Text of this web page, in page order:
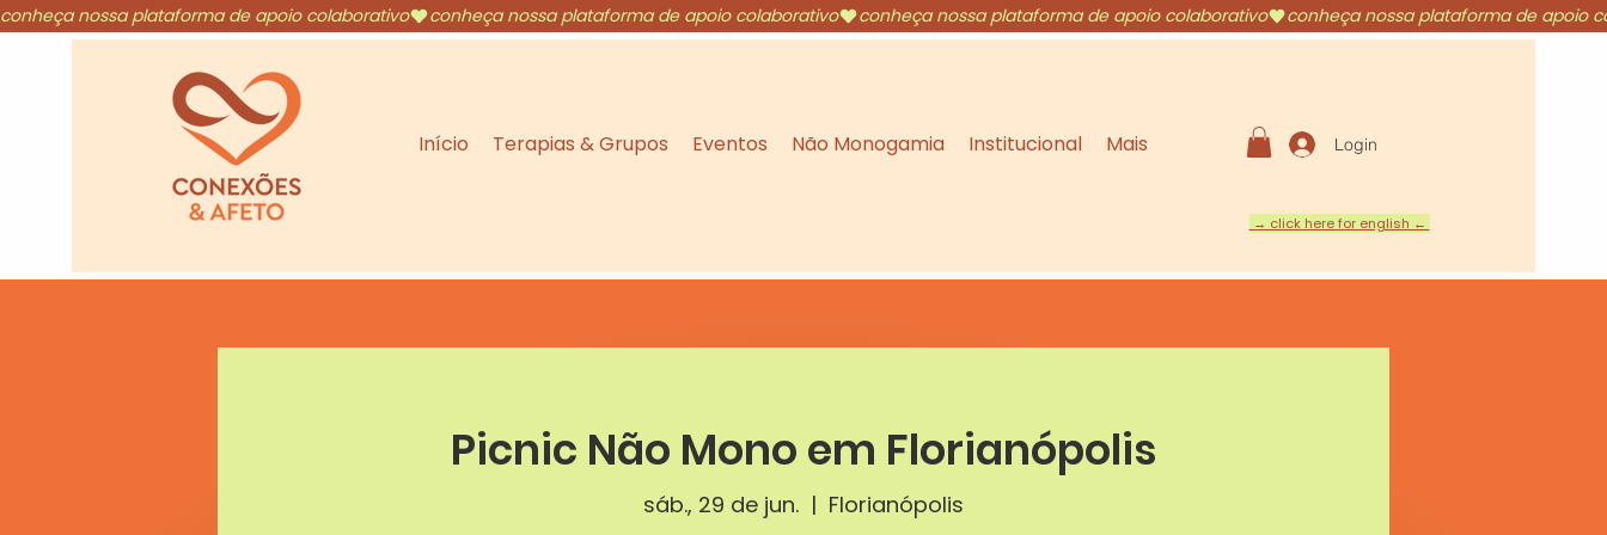
conheça nossa plataforma de apoio colaborativo
→ click here for english ←
Início Terapias & Grupos Eventos Não Monogamia Institucional Mais Login
Picnic Não Mono em Florianópolis
sáb., 29 de jun.
  |
Florianópolis